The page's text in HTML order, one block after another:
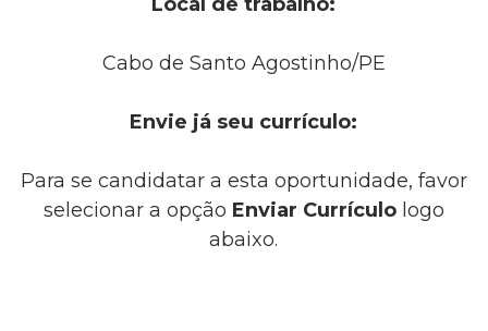
Cabo de Santo Agostinho/PE
Envie já seu currículo:
Para se candidatar a esta oportunidade, favor
selecionar a opção Enviar Currículologo
abaixo.